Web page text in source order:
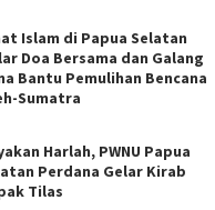
Islam di Papua Selatan
Doa Bersama dan Galang
Bantu Pemulihan Bencana
Sumatra
Harlah, PWNU Papua
Perdana Gelar Kirab
Tilas